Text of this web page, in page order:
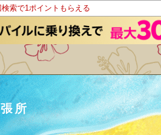
索で1ポイントもらえる
所